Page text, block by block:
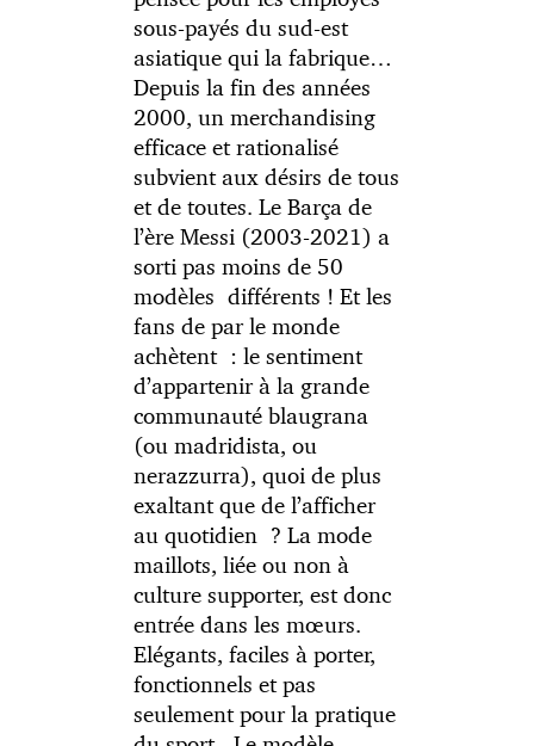
sous-payés du sud-est
asiatique qui la fabrique…
Depuis la fin des années
2000, un merchandising
efficace et rationalisé
subvient aux désirs de tous
et de toutes. Le Barça de
l’ère Messi (2003-2021) a
sorti pas moins de 50
modèles différents ! Et les
fans de par le monde
achètent : le sentiment
d’appartenir à la grande
communauté blaugrana
(ou madridista, ou
nerazzurra), quoi de plus
exaltant que de l’afficher
au quotidien ? La mode
maillots, liée ou non à
culture supporter, est donc
entrée dans les mœurs.
Elégants, faciles à porter,
fonctionnels et pas
seulement pour la pratique